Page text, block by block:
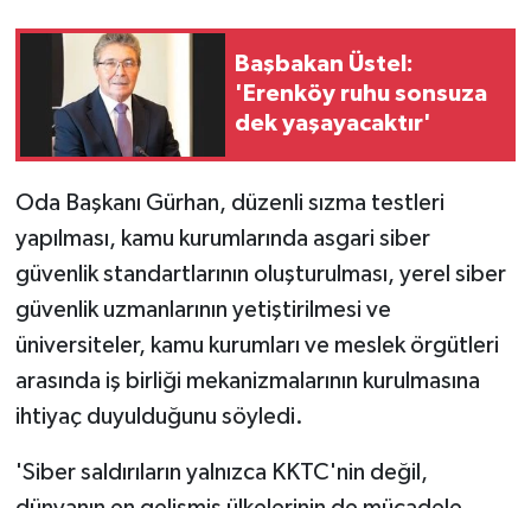
Başbakan Üstel:
'Erenköy ruhu sonsuza
dek yaşayacaktır'
Oda Başkanı Gürhan, düzenli sızma testleri
yapılması, kamu kurumlarında asgari siber
güvenlik standartlarının oluşturulması, yerel siber
güvenlik uzmanlarının yetiştirilmesi ve
üniversiteler, kamu kurumları ve meslek örgütleri
arasında iş birliği mekanizmalarının kurulmasına
ihtiyaç duyulduğunu söyledi.
'Siber saldırıların yalnızca KKTC'nin değil,